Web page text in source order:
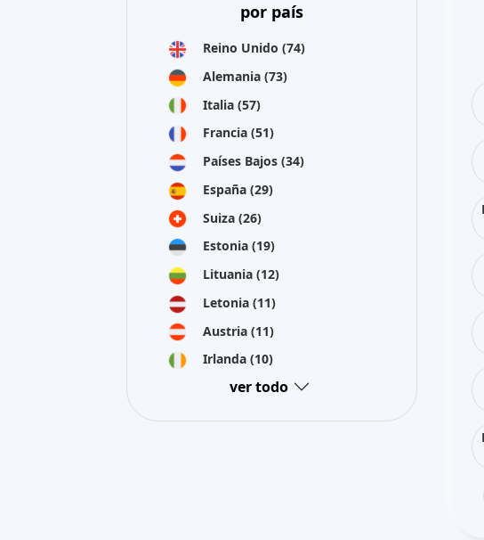
por país
Reino Unido (74)
Alemania (73)
Italia (57)
Francia (51)
Países Bajos (34)
España (29)
Suiza (26)
Estonia (19)
Lituania (12)
Letonia (11)
Austria (11)
Irlanda (10)
ver todo